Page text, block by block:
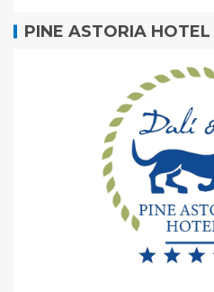
PINE ASTORIA HOTEL